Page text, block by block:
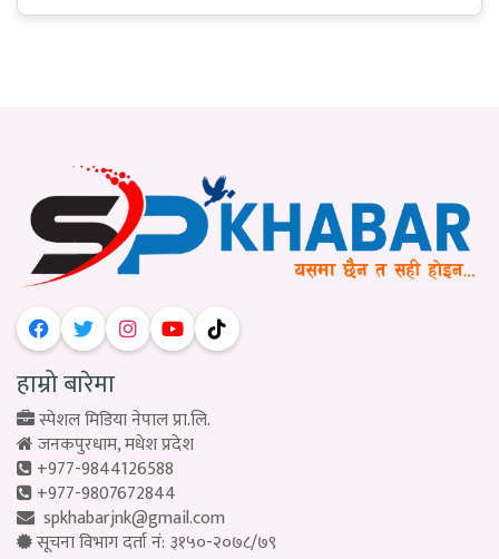
हाम्रो बारेमा
स्पेशल मिडिया नेपाल प्रा.लि.
जनकपुरधाम, मधेश प्रदेश
+977-9844126588
+977-9807672844
spkhabarjnk@gmail.com
सूचना विभाग दर्ता नं: ३१५०-२०७८/७९